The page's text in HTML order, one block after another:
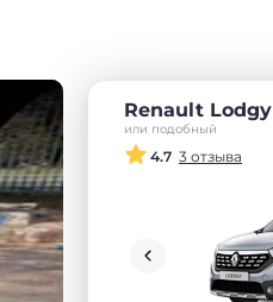
Renault Lodgy
или подобный
4.7 3 отзыва